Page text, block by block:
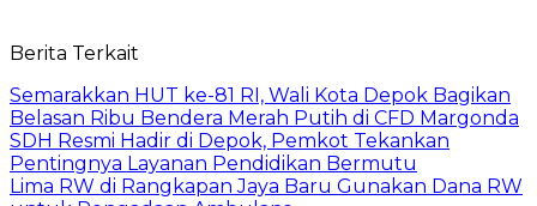
Berita Terkait
Semarakkan HUT ke-81 RI, Wali Kota Depok Bagikan
Belasan Ribu Bendera Merah Putih di CFD Margonda
SDH Resmi Hadir di Depok, Pemkot Tekankan
Pentingnya Layanan Pendidikan Bermutu
Lima RW di Rangkapan Jaya Baru Gunakan Dana RW